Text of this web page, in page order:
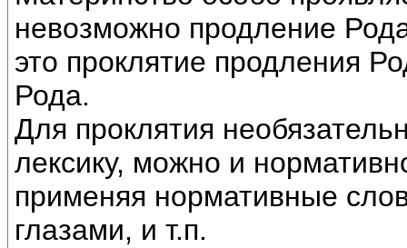
невозможно продление
это проклятие продления
Рода.
Для проклятия
лексику, можно и
применяя нормативные
глазами, и т.п.